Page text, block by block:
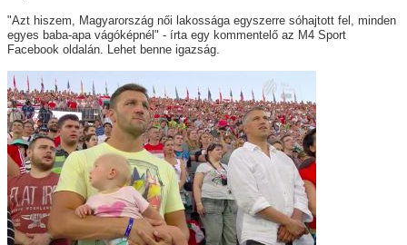
"Azt hiszem, Magyarország női lakossága egyszerre sóhajtott fel, minden
egyes baba-apa vágóképnél" - írta egy kommentelő az M4 Sport
Facebook oldalán. Lehet benne igazság.